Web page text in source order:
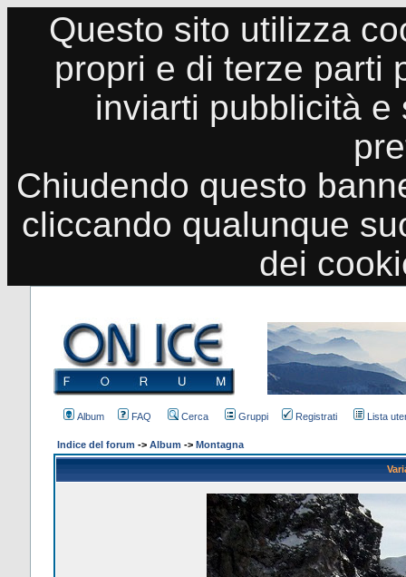
Questo sito utilizza
propri e di terze parti
inviarti pubblicità
Chiudendo questo
cliccando qualunque
dei
Album FAQ Cerca Gruppi Registrati Lista
Indice del forum -> Album -> Montagna